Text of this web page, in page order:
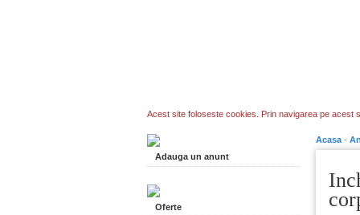
Acest site foloseste cookies. Prin navigarea pe acest
Adauga un anunt
Oferte
Acasa -